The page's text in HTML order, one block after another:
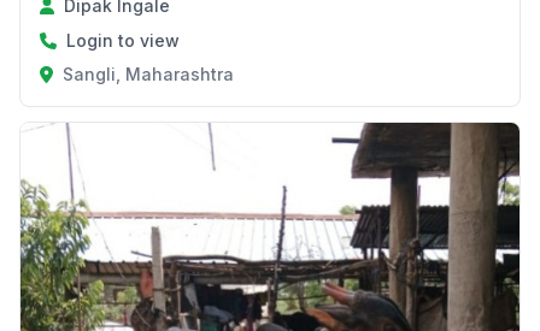
Dipak Ingale
Login to view
Sangli, Maharashtra